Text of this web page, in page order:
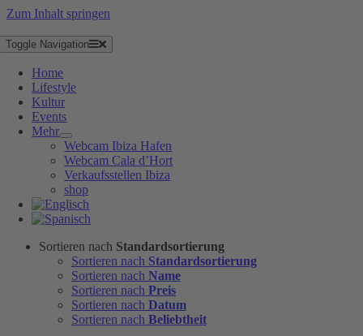
Zum Inhalt springen
Toggle Navigation
Home
Lifestyle
Kultur
Events
Mehr
Webcam Ibiza Hafen
Webcam Cala d’Hort
Verkaufsstellen Ibiza
shop
Sortieren nach Standardsortierung
Sortieren nach Standardsortierung
Sortieren nach Name
Sortieren nach Preis
Sortieren nach Datum
Sortieren nach Beliebtheit